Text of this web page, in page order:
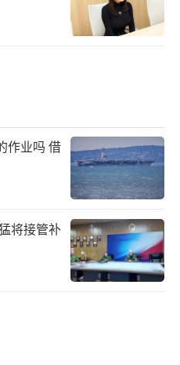
作业吗 借
将接管补